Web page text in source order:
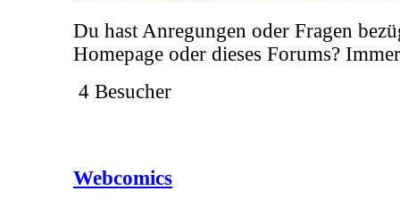
Du hast Anregungen oder Fragen
Homepage oder dieses Forums?
4 Besucher
Webcomics